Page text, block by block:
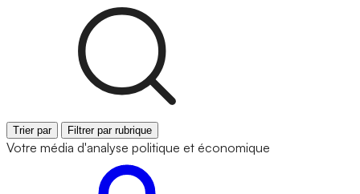
Trier par Filtrer par rubrique
Votre média d'analyse politique et économique